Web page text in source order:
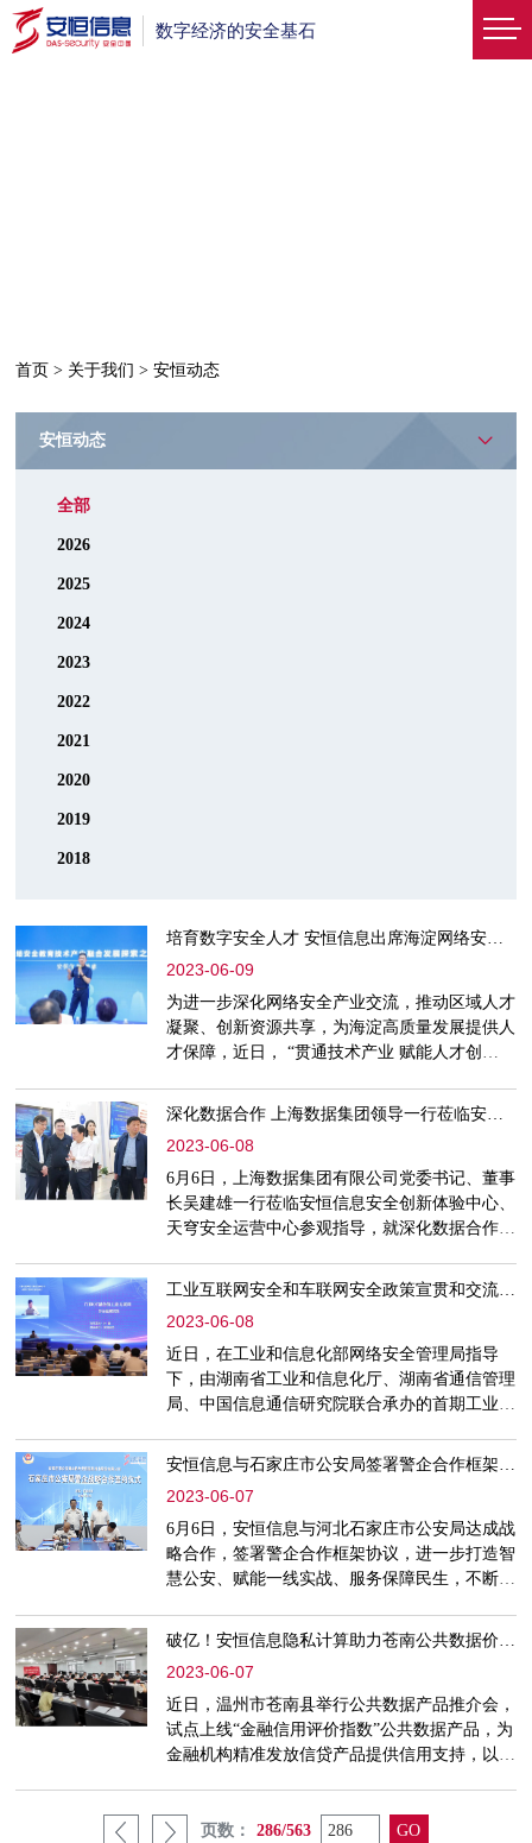
数字经济的安全基石
首页 > 关于我们 >安恒动态
安恒动态
全部
2026
2025
2024
2023
2022
2021
2020
2019
2018
培育数字安全人才 安恒信息出席海淀网络安全高质量发展论坛
2023-06-09
为进一步深化网络安全产业交流，推动区域人才
凝聚、创新资源共享，为海淀高质量发展提供人
才保障，近日， “贯通技术产业 赋能人才创
恒信息数字人才创研院副院长樊睿受邀参加论坛
并演讲。本次论坛旨在为区域人才搭建对话交流
和开放合作平台。活动聚焦网络安全人才培养、
产业发展等内容，汇聚网络安全产、教、学、
研、用各方力量，为进一步构建以网络安全人才
培养为核心、产业发展为依
深化数据合作 上海数据集团领导一行莅临安恒信息参观指导
2023-06-08
6月6日，上海数据集团有限公司党委书记、董事
长吴建雄一行莅临安恒信息安全创新体验中心、
天穹安全运营中心参观指导，就深化数据合作进
小孟，高级副总裁、上海总经理颜新兴等陪同调
研座谈。座谈会上，范渊对吴建雄一行莅临安恒
信息表达感谢，期待双方深化数据领域的交流合
作，进一步拓展数据价值。他说，数据安全根植
于安恒信息的基因之中，多年来，安恒信息在网
络安全和数据安全积累
工业互联网安全和车联网安全政策宣贯和交流培训会举行 安恒信息受邀授课
2023-06-08
近日，在工业和信息化部网络安全管理局指导
下，由湖南省工业和信息化厅、湖南省通信管理
局、中国信息通信研究院联合承办的首期工业互
湖南长沙顺利召开。会上围绕工业互联网安全和
车联网安全两大主题方向展开政策、标准、技术
等方面交流培训，并交流优秀实践做法。安恒信
息副总裁叶鹏受邀分享工业互联网安全案例与实
践，就《IT和OT融合的工业互联网安全监测实
践》展开培训课程。工业和
安恒信息与石家庄市公安局签署警企合作框架协议 共建警企实验室
2023-06-07
6月6日，安恒信息与河北石家庄市公安局达成战
略合作，签署警企合作框架协议，进一步打造智
慧公安、赋能一线实战、服务保障民生，不断提
安局有关领导，安恒信息高级副总裁芦健的见证
下，石家庄市有关领导与安恒信息河北办主任王
子永签署协议。双方将依托各自优势资源，共建
石家庄市公安局警企实验室，为开展打击违法犯
罪提供全要素支撑工作，提升公安领域内安全风
险防护能力和水平。同
破亿！安恒信息隐私计算助力苍南公共数据价值挖掘
2023-06-07
近日，温州市苍南县举行公共数据产品推介会，
试点上线“金融信用评价指数”公共数据产品，为
金融机构精准发放信贷产品提供信用支持，以公
共数据“可用不可见、可用不可取”。成立县公共
页数： 286/563